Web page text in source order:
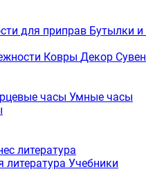
для приправ Бутылки
Ковры Декор
часы Умные часы
литература
литература Учебники